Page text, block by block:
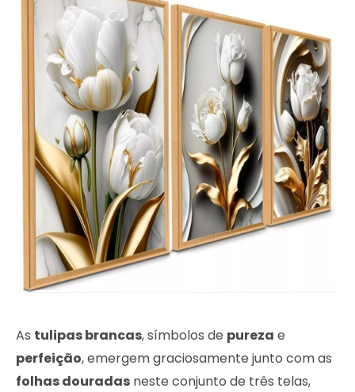
As tulipas brancas, símbolos de pureza e
perfeição, emergem graciosamente junto com as
folhas douradas neste conjunto de três telas,